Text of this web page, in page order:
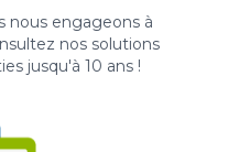
nous engageons à
nos solutions
jusqu'à 10 ans !